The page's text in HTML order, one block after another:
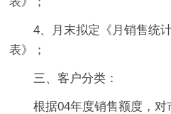
4、月末拟定《月销售统
表》；
三、客户分类：
根据04年度销售额度，